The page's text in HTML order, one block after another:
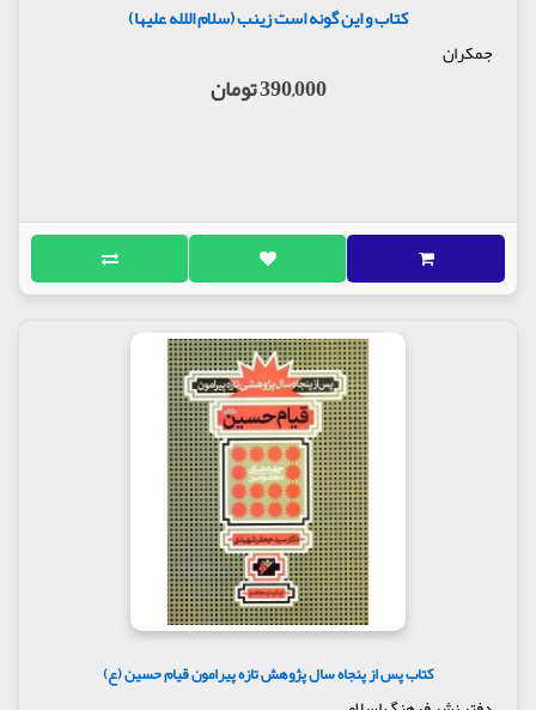
کتاب و این گونه است زینب (سلام اللله علیها)
جمکران
390,000 تومان
کتاب پس از پنجاه سال پژوهش تازه پیرامون قیام حسین (ع)